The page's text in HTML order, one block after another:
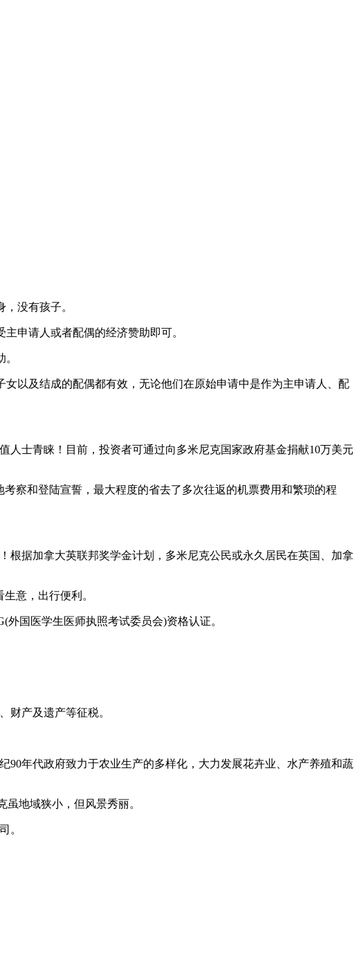
没有孩子。
申请人或者配偶的经济赞助即可。
以及结成的配偶都有效，无论他们在原始申请中是作为主申请人、配
士青睐！目前，投资者可通过向多米尼克国家政府基金捐献10万美元
察和登陆宣誓，最大程度的省去了多次往返的机票费用和繁琐的程
据加拿大英联邦奖学金计划，多米尼克公民或永久居民在英国、加拿
意，出行便利。
国医学生医师执照考试委员会)资格认证。
财产及遗产等征税。
年代政府致力于农业生产的多样化，大力发展花卉业、水产养殖和蔬
地域狭小，但风景秀丽。
。